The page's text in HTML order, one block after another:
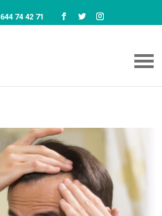
644 74 42 71